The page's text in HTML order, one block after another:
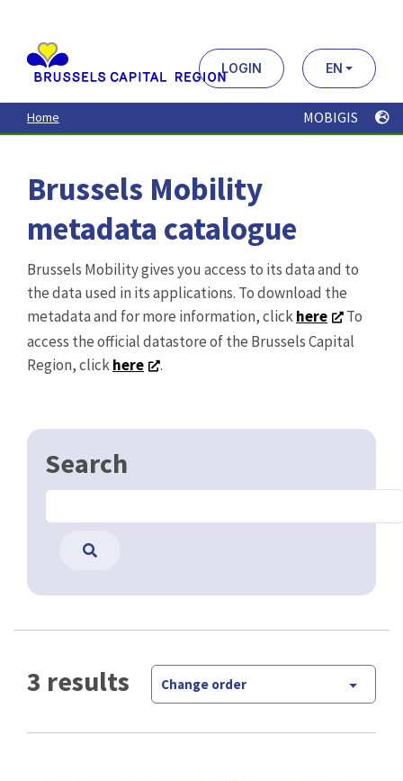
contenu
principal
LOGIN EN
Home MOBIGIS
Brussels Mobility
metadata catalogue
Brussels Mobility gives you access to its data and to
the data used in its applications. To download the
metadata and for more information, clickhere
To
access the official datastore of the Brussels Capital
Region, clickhere .
Search
3 results Change order